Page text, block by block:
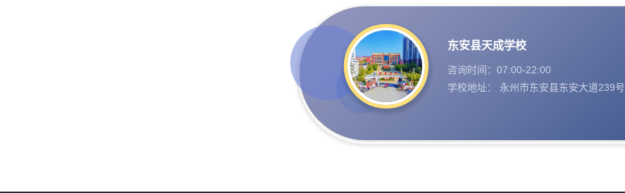
东安县天成学校
咨询时间：07:00-22:00
学校地址： 永州市东安县东安大道239号